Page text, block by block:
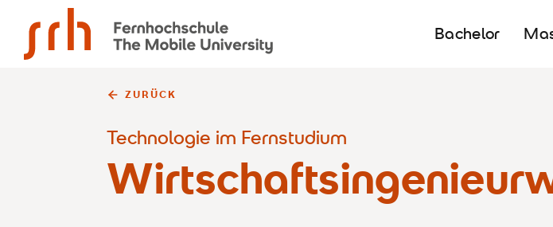
Bachelor
ZURÜCK
Technologie im Fernstudium